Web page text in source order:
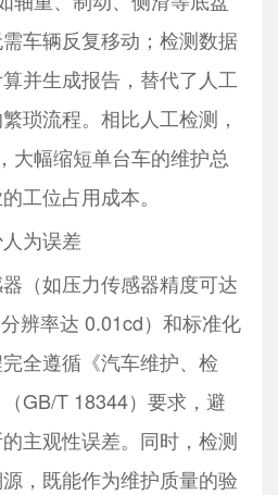
车辆反复移动；检测数据
并生成报告，替代了人工
琐流程。相比人工检测，
大幅缩短单台车的维护总
工位占用成本。
为误差
（如压力传感器精度可达
辨率达 0.01cd）和标准化
全遵循《汽车维护、检
GB/T 18344）要求，避
主观性误差。同时，检测
，既能作为维护质量的验